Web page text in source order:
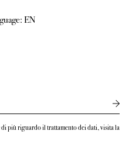
EN
più riguardo il trattamento dei dati, visita la